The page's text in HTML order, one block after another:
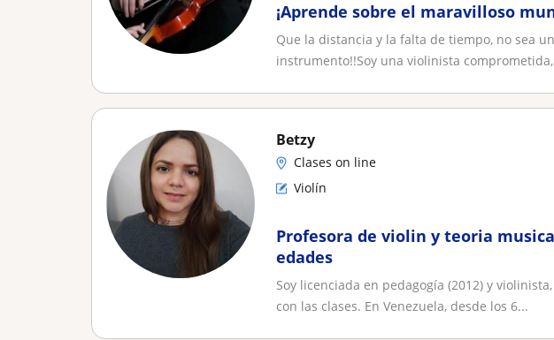
¡Aprende sobre el maravilloso
Que la distancia y la falta de tiempo, no sea
instrumento!!Soy una violinista
Betzy
Clases on line
Violín
Profesora de violin y teoria
edades
Soy licenciada en pedagogía (2012) y
con las clases. En Venezuela, desde los 6...